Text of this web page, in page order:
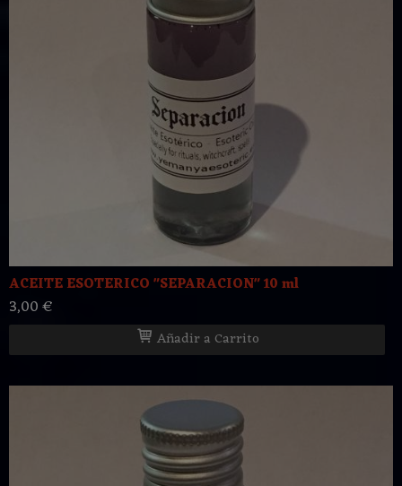
ACEITE ESOTERICO "SEPARACION" 10 ml
3,00 €
Añadir a Carrito